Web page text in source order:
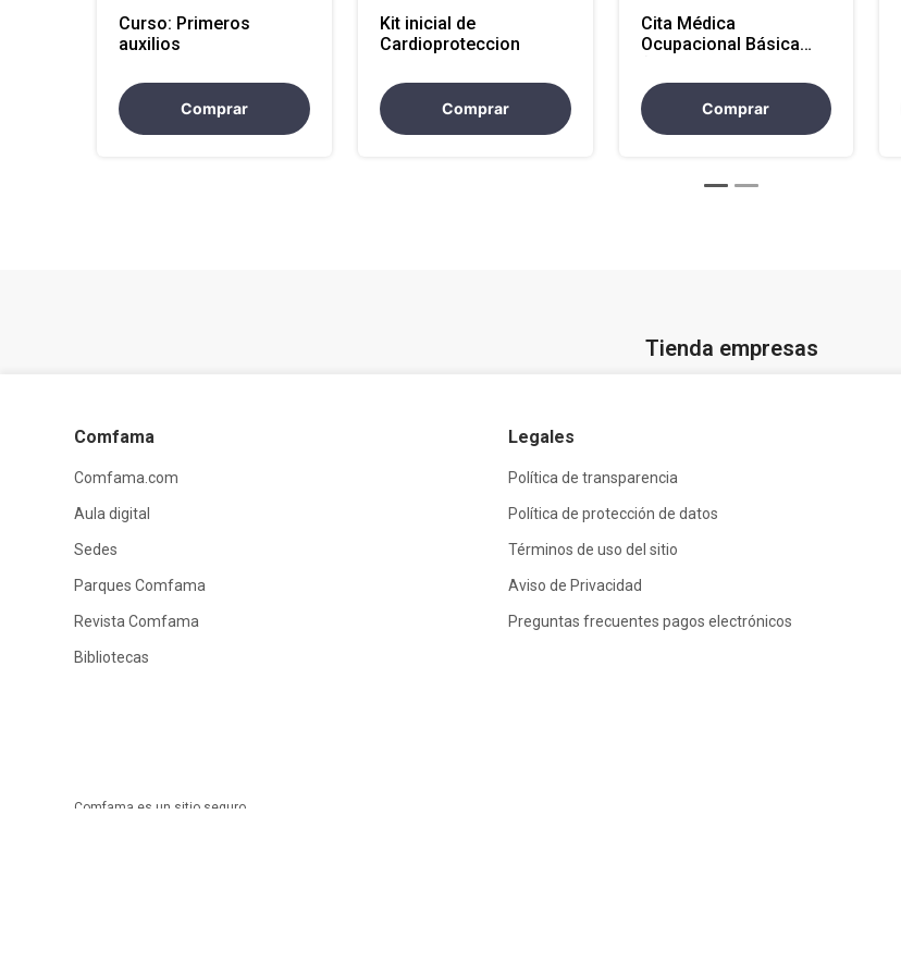
Curso: Primeros
auxilios
Comprar
Kit inicial de
Cardioproteccion
Comprar
Cita Médica
Ocupacional Básica
Nacional)
Comprar
Tienda empresas
Comfama
Comfama.com
Aula digital
Sedes
Parques Comfama
Revista Comfama
Bibliotecas
Legales
Política de transparencia
Política de protección de datos
Términos de uso del sitio
Aviso de Privacidad
Preguntas frecuentes pagos electrónicos
Comfama es un sitio seguro